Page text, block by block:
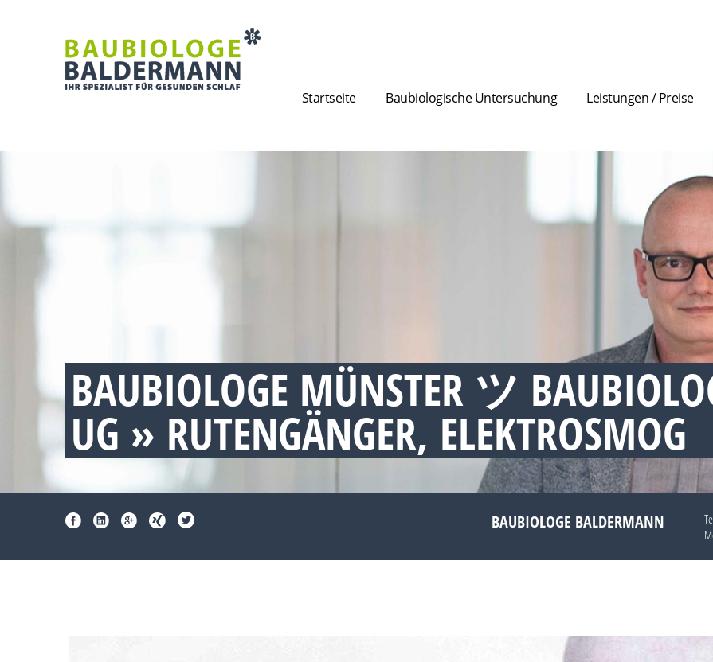
Startseite Baubiologische Untersuchung Leistungen / Preise
BAUBIOLOGE MÜNSTER ツ
UG » RUTENGÄNGER, ELEKTROSMOG
BAUBIOLOGE BALDERMANN